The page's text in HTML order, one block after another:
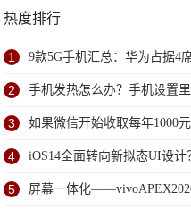
热度排行
1 9款5G手机汇总：华为占据4
到
2 手机发热怎么办？手机设置
3 如果微信开始收取每年1000
4 iOS14全面转向新拟态UI设
方案
5 屏幕一体化